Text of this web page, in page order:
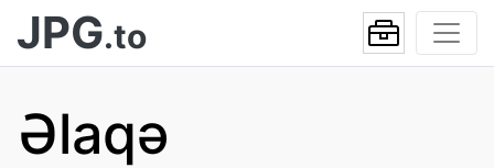
JPG.to
Əlaqə